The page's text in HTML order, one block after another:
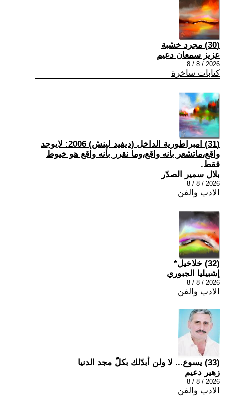
(30) مجرد خشبة
عزيز سمعان دعيم
2026 / 8 / 8
كتابات ساخرة
(31) امبراطورية الداخل (ديفيد لينش) 2006: لايوجد
واقع،ماتشعر بانه واقع،وما نقرر بأنه واقع هو خيوط
فقط.
بلال سمير الصدّر
2026 / 8 / 8
الادب والفن
(32) خلاخيل*
إشبيليا الجبوري
2026 / 8 / 8
الادب والفن
(33) يسوع... لا ولن أبدّلك بكلّ مجد الدنيا
زهير دعيم
2026 / 8 / 8
الادب والفن